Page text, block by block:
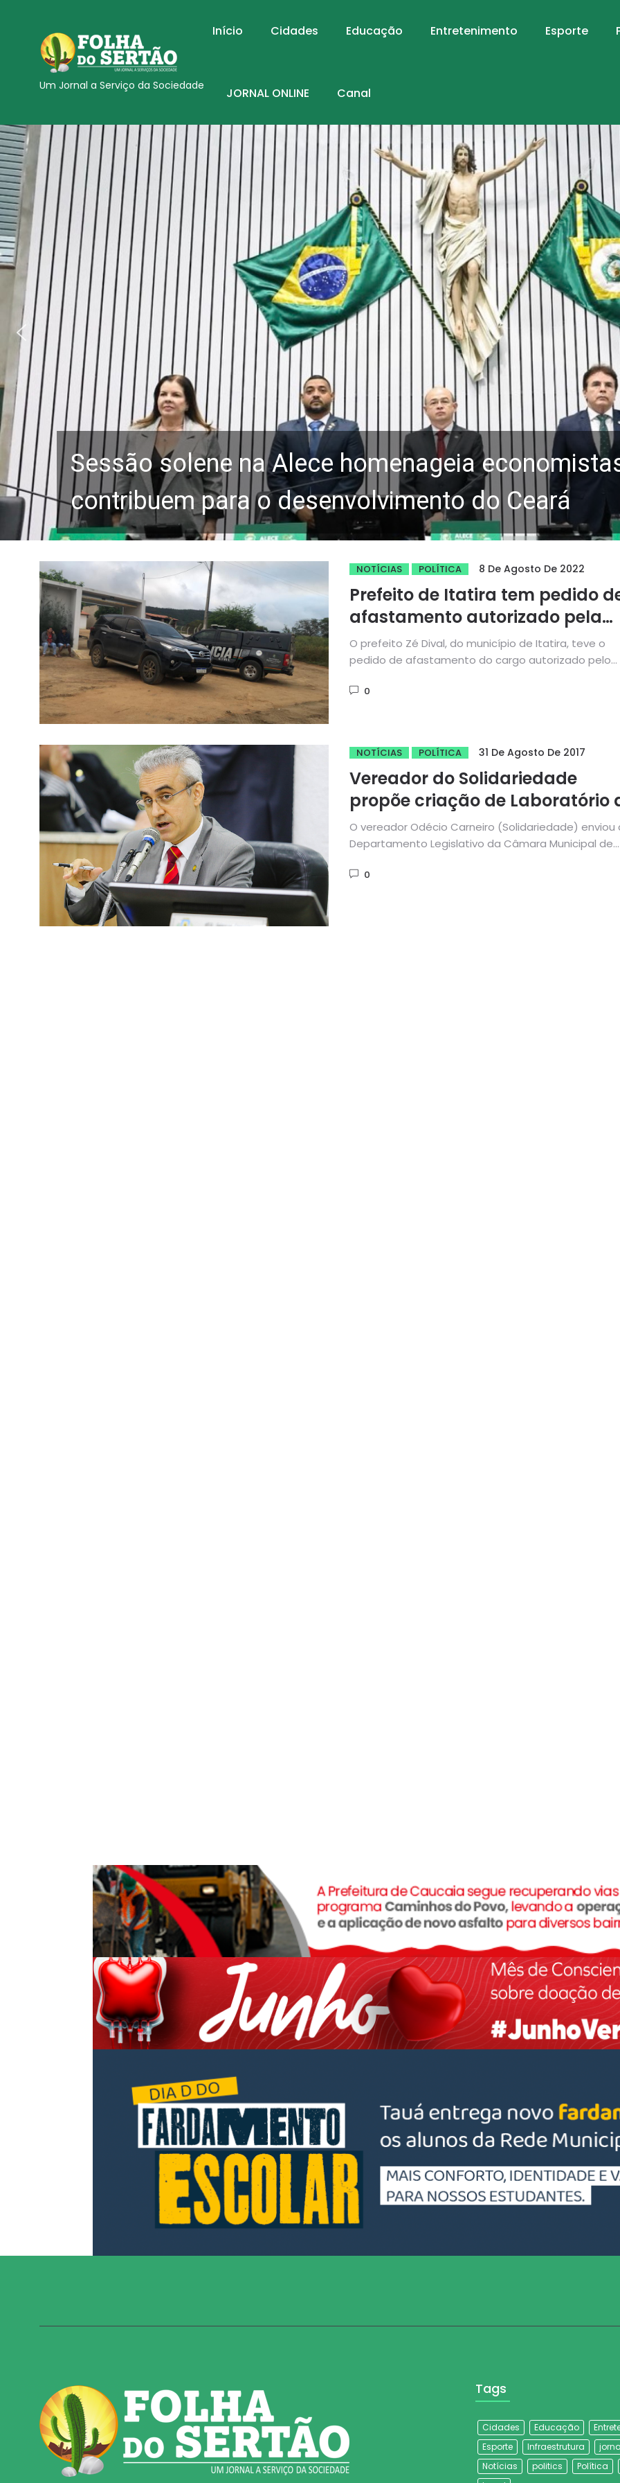
Um Jornal a Serviço da Sociedade
Início Cidades Educação Entretenimento Esporte
JORNAL ONLINE Canal
Sessão solene na Alece homenageia
contribuem para o desenvolvimento do Ceará
NOTÍCIAS POLÍTICA 8 De Agosto De 2022
Prefeito de Itatira tem pedido
afastamento autorizado pela
Justiça e polícia realiza busca e
apreensão em sua residência
O prefeito Zé Dival, do município de Itatira, teve o
pedido de afastamento do cargo autorizado pelo
0
NOTÍCIAS POLÍTICA 31 De Agosto De 2017
Vereador do Solidariedade
propõe criação de Laboratório
combate à corrupção
O vereador Odécio Carneiro (Solidariedade) enviou
Departamento Legislativo da Câmara Municipal de
0
Tags
Cidades Educação
Esporte
Infraestrutura
Notícias
politics Política